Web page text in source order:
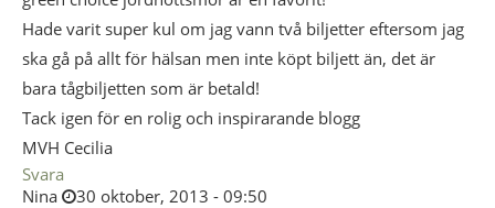
Hade varit super kul om jag vann två biljetter eftersom jag
ska gå på allt för hälsan men inte köpt biljett än, det är
bara tågbiljetten som är betald!
Tack igen för en rolig och inspirarande blogg
MVH Cecilia
Svara
Nina
30 oktober, 2013 - 09:50